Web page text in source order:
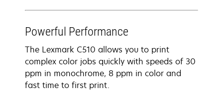
Powerful Performance
The Lexmark C510 allows you to print
complex color jobs quickly with speeds of 30
ppm in monochrome, 8 ppm in color and
fast time to first print.